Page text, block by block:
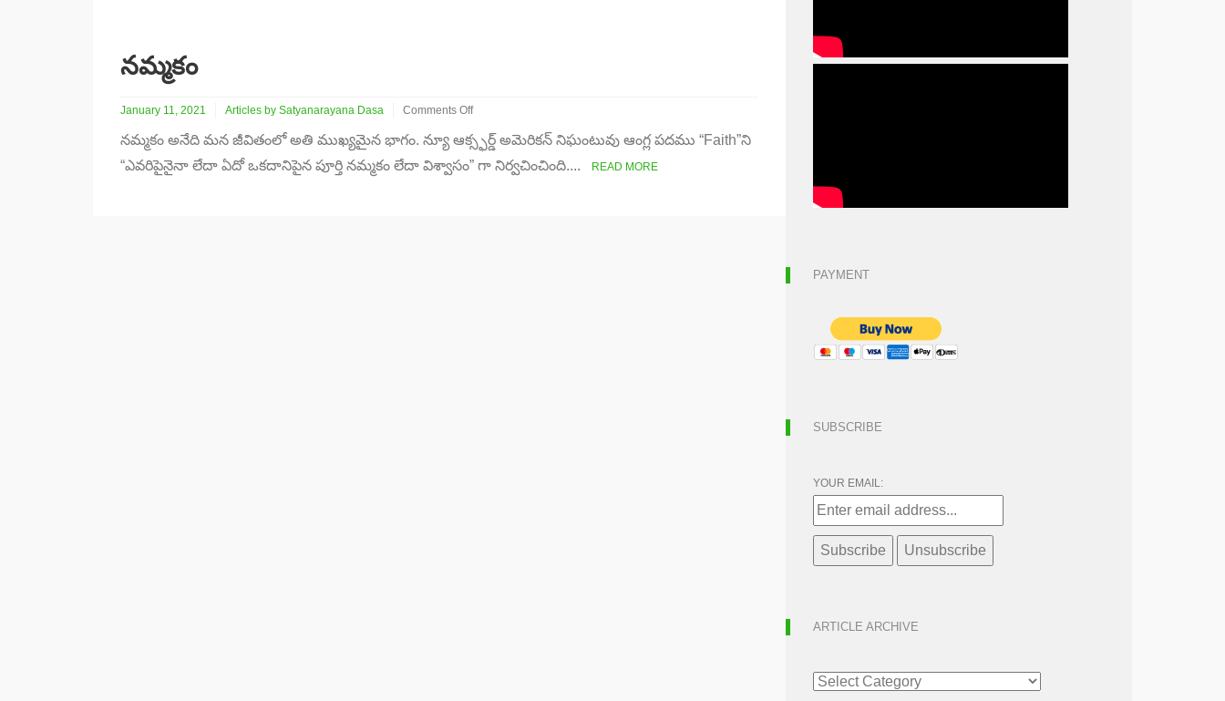
నమ్మకం
January 11, 2021 Articles by Satyanarayana Dasa
Comments Off
నమ్మకం
నమ్మకం అనేది మన జీవితంలో అతి ముఖ్యమైన భాగం. న్యూ ఆక్స్ఫర్డ్ అమెరికన్ నిఘంటువు ఆంగ్ల పదము “Faith”ని
“ఎవరిపైనైనా లేదా ఏదో ఒకదానిపైన పూర్తి నమ్మకం లేదా విశ్వాసం” గా నిర్వచించింది....
READ MORE
PAYMENT
SUBSCRIBE
YOUR EMAIL:
ARTICLE ARCHIVE
ARTICLE
ARCHIVE